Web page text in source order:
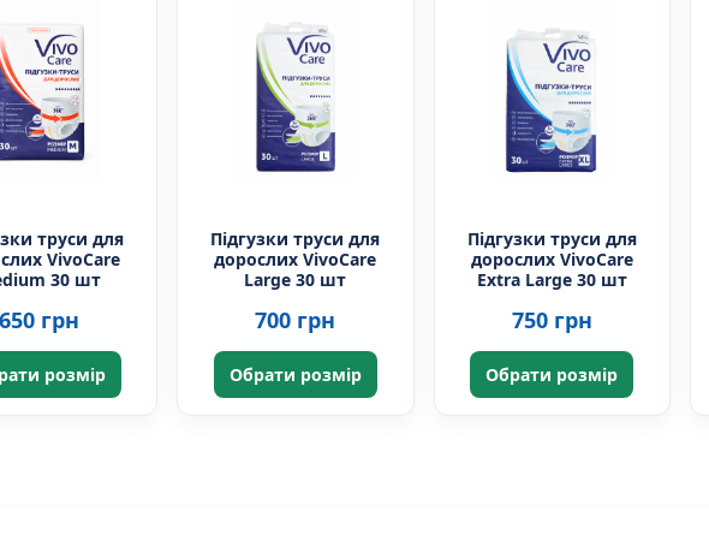
труси для
VivoCare
30 шт
650 грн
розмір
Підгузки труси для
дорослих VivoCare
Large 30 шт
700 грн
Обрати розмір
Підгузки труси для
дорослих VivoCare
Extra Large 30 шт
750 грн
Обрати розмір